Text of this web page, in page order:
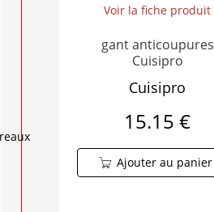
Voir la fiche produit
gant anticoupures
Cuisipro
Cuisipro
15.15 €
Ajouter au panier